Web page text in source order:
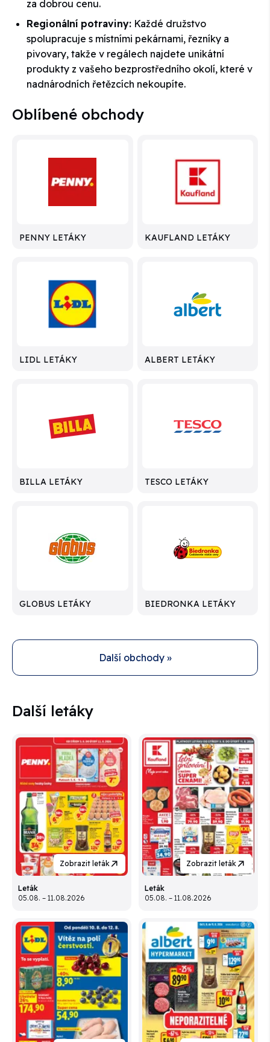
za dobrou cenu.
Regionální potraviny: Každé družstvo
spolupracuje s místními pekárnami, řezníky a
pivovary, takže v regálech najdete unikátní
produkty z vašeho bezprostředního okolí, které v
nadnárodních řetězcích nekoupíte.
Oblíbené obchody
PENNY LETÁKY KAUFLAND LETÁKY
LIDL LETÁKY ALBERT LETÁKY
BILLA LETÁKY TESCO LETÁKY
GLOBUS LETÁKY BIEDRONKA LETÁKY
Další obchody »
Další letáky
Zobrazit leták
Leták
05.08. – 11.08.2026
Zobrazit leták
Leták
05.08. – 11.08.2026